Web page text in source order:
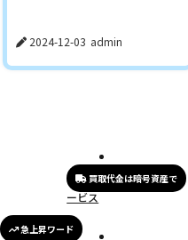
2024-12-03 admin
急上昇ワード
買取代金は暗号資産で
ービス